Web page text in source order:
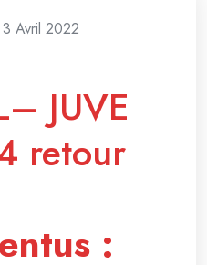
3 Avril 2022
JUVE
retour
: